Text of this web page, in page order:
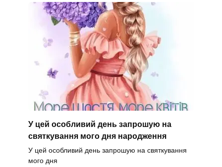
У цей особливий день запрошую на
святкування мого дня народження
У цей особливий день запрошую на святкування
мого дня